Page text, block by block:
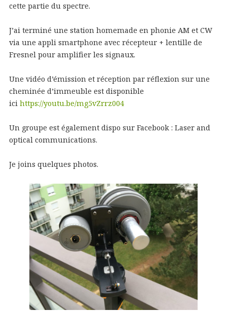
cette partie du spectre.
J’ai terminé une station homemade en phonie AM et CW
via une appli smartphone avec récepteur + lentille de
Fresnel pour amplifier les signaux.
Une vidéo d’émission et réception par réflexion sur une
cheminée d’immeuble est disponible
ici https://youtu.be/mg5vZrrz004
Un groupe est également dispo sur Facebook : Laser and
optical communications.
Je joins quelques photos.